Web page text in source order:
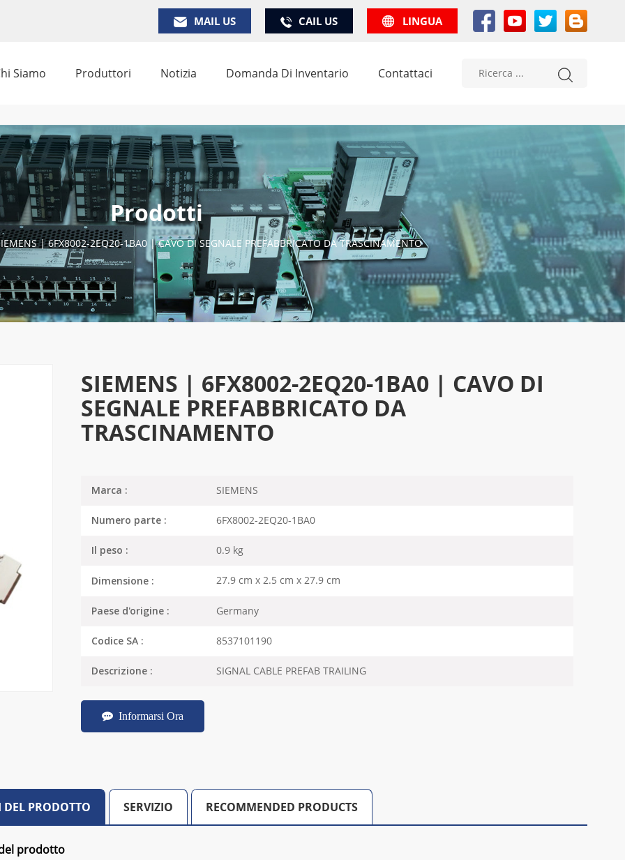
MAIL US CAIL US LINGUA
Siamo Produttori Notizia Domanda Di Inventario Contattaci
Prodotti
| 6FX8002-2EQ20-1BA0 | CAVO DI SEGNALE PREFABBRICATO DA TRASCINAMENTO
SIEMENS | 6FX8002-2EQ20-1BA0 | CAVO DI
SEGNALE PREFABBRICATO DA
TRASCINAMENTO
Marca : SIEMENS
Numero parte : 6FX8002-2EQ20-1BA0
Il peso : 0.9 kg
Dimensione : 27.9 cm x 2.5 cm x 27.9 cm
Paese d'origine : Germany
Codice SA : 8537101190
Descrizione : SIGNAL CABLE PREFAB TRAILING
Informarsi Ora
DEL PRODOTTO SERVIZIO RECOMMENDED PRODUCTS
prodotto